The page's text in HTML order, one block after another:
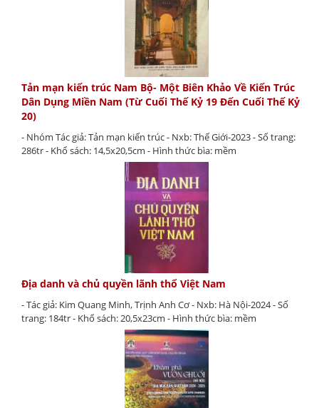
Tản mạn kiến trúc Nam Bộ- Một Biên Khảo Về Kiến Trúc
Dân Dụng Miền Nam (Từ Cuối Thế Kỷ 19 Đến Cuối Thế Kỷ
20)
- Nhóm Tác giả: Tản mạn kiến trúc - Nxb: Thế Giới-2023 - Số trang:
286tr - Khổ sách: 14,5x20,5cm - Hình thức bìa: mềm
Địa danh và chủ quyền lãnh thổ Việt Nam
- Tác giả: Kim Quang Minh, Trịnh Anh Cơ - Nxb: Hà Nội-2024 - Số
trang: 184tr - Khổ sách: 20,5x23cm - Hình thức bìa: mềm